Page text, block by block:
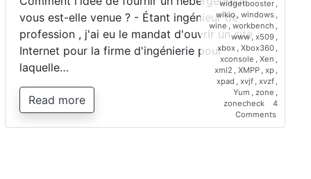
vous est-elle venue ? - Étant ingénieur de
profession , j'ai eu le mandat d'ouvrir un site
Internet pour la firme d'ingénierie pour
laquelle…
Read more
widgetbooster ,
wikio, windows ,
wine , workbench ,
www, x509 ,
xbox , Xbox360 ,
xconsole , Xen ,
xml2 , XMPP , xp ,
xpad , xvjf , xvzf ,
Yum , zone ,
zonecheck
4
Commentson
Interview